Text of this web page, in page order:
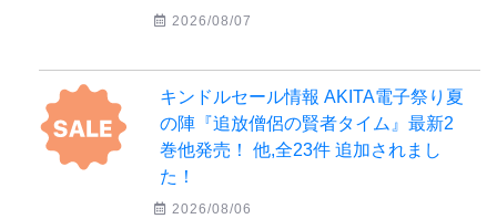
2026/08/07
キンドルセール情報 AKITA電子祭り夏
の陣『追放僧侶の賢者タイム』最新2
巻他発売！ 他,全23件 追加されまし
た！
2026/08/06